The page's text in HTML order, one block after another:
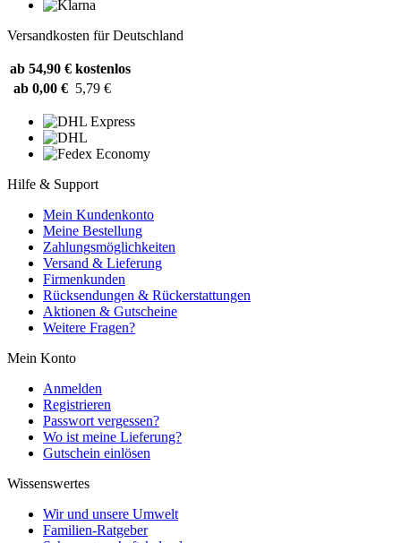
Versandkosten für Deutschland
ab 54,90 € kostenlos
ab 0,00 € 5,79 €
Hilfe & Support
Mein Kundenkonto
Meine Bestellung
Zahlungsmöglichkeiten
Versand & Lieferung
Firmenkunden
Rücksendungen & Rückerstattungen
Aktionen & Gutscheine
Weitere Fragen?
Mein Konto
Anmelden
Registrieren
Passwort vergessen?
Wo ist meine Lieferung?
Gutschein einlösen
Wissenswertes
Wir und unsere Umwelt
Familien-Ratgeber